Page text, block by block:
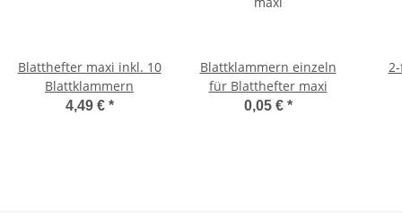
Blatthefter maxi inkl. 10
Blattklammern
4,49 € *
Blattklammern einzeln
für Blatthefter maxi
0,05 € *